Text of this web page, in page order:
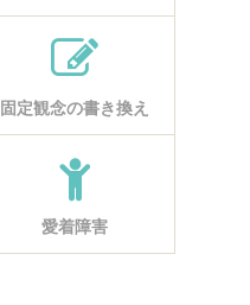
固定観念の書き換え
愛着障害